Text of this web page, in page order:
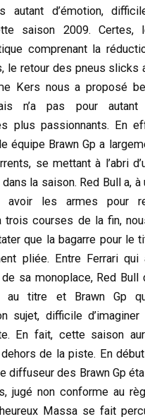
autant d’émotion,
saison 2009. Certes,
comprenant la
le retour des pneus slicks
Kers nous a proposé
n’a pas pour
plus passionnants. En
équipe Brawn Gp a
se mettant à l’abri
la saison. Red Bull a, à
avoir les armes pour
trois courses de la fin,
que la bagarre pour le
pliée. Entre Ferrari
sa monoplace, Red Bull
au titre et Brawn Gp
sujet, difficile
En fait, cette saison
de la piste. En
diffuseur des Brawn Gp
jugé non conforme au
Massa se fait